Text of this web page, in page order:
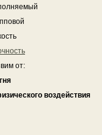
от:
воздействия